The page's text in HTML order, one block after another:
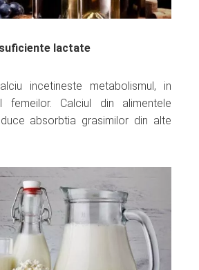
lactate
incetineste metabolismul, in
femeilor. Calciul din alimentele
absorbtia grasimilor din alte